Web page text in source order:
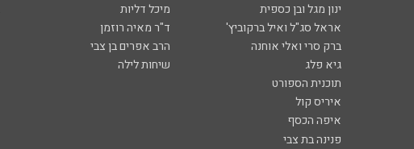
ינון מגל ובן כספית
מיכל דליות
אראל סג"ל ואיל ברקוביץ'
ד"ר מאיה רוזמן
ברק סרי ואלי אוחנה
הרב אפרים בן צבי
גיא פלג
שיחות לילה
תוכנית הספורט
איריס קול
איפה הכסף
פנינה בת צבי